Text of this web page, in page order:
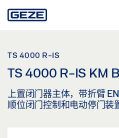
to
TS 4000 R-IS
TS 4000 R-IS KM
上置闭门器主体，带折臂
顺位闭门控制和电动停门装